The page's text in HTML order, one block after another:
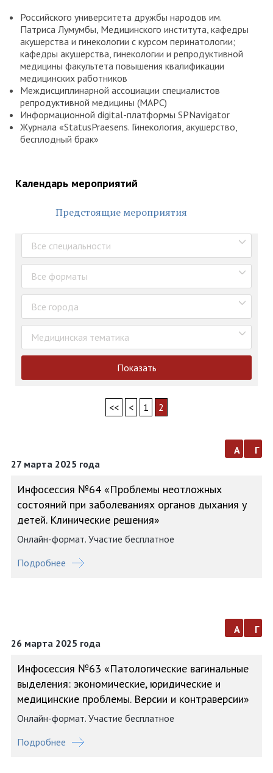
Российского университета дружбы народов им.
Патриса Лумумбы, Медицинского института, кафедры
акушерства и гинекологии с курсом перинатологии;
кафедры акушерства, гинекологии и репродуктивной
медицины факультета повышения квалификации
медицинских работников
Междисциплинарной ассоциации специалистов
репродуктивной медицины (МАРС)
Информационной digital-платформы SPNavigator
Журнала «StatusPraesens. Гинекология, акушерство,
бесплодный брак»
Календарь мероприятий
Предстоящие мероприятия
Все специальности
Все форматы
Все города
Медицинская тематика
Показать
<< < 1 2
27 марта 2025 года
а г
Инфосессия №64 «Проблемы неотложных
состояний при заболеваниях органов дыхания у
детей. Клинические решения»
Онлайн-формат. Участие бесплатное
Подробнее
26 марта 2025 года
а г
Инфосессия №63 «Патологические вагинальные
выделения: экономические, юридические и
медицинские проблемы. Версии и контраверсии»
Онлайн-формат. Участие бесплатное
Подробнее